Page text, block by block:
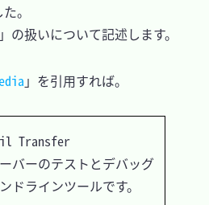
。
の扱いについて記述します。
」を引用すれば。
Transfer
バーのテストとデバッグ